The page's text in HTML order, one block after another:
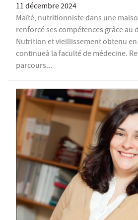
11 décembre 2024
Maïté, nutritionniste dans une
renforcé ses compétences grâce
Nutrition et vieillissement obtenu
continueà la faculté de médecine.
parcours...